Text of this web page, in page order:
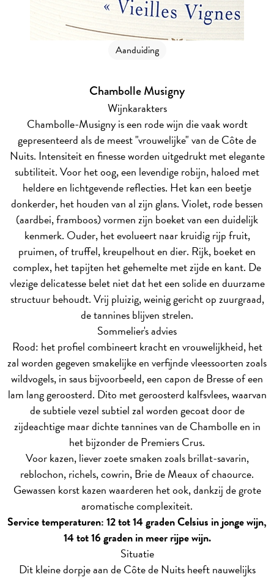
Aanduiding
Chambolle Musigny
Wijnkarakters
Chambolle-Musigny is een rode wijn die vaak wordt
gepresenteerd als de meest "vrouwelijke" van de Côte de
Nuits. Intensiteit en finesse worden uitgedrukt met elegante
subtiliteit. Voor het oog, een levendige robijn, haloed met
heldere en lichtgevende reflecties. Het kan een beetje
donkerder, het houden van al zijn glans. Violet, rode bessen
(aardbei, framboos) vormen zijn boeket van een duidelijk
kenmerk. Ouder, het evolueert naar kruidig rijp fruit,
pruimen, of truffel, kreupelhout en dier. Rijk, boeket en
complex, het tapijten het gehemelte met zijde en kant. De
vlezige delicatesse belet niet dat het een solide en duurzame
structuur behoudt. Vrij pluizig, weinig gericht op zuurgraad,
de tannines blijven strelen.
Sommelier's advies
Rood: het profiel combineert kracht en vrouwelijkheid, het
zal worden gegeven smakelijke en verfijnde vleessoorten zoals
wildvogels, in saus bijvoorbeeld, een capon de Bresse of een
lam lang geroosterd. Dito met geroosterd kalfsvlees, waarvan
de subtiele vezel subtiel zal worden gecoat door de
zijdeachtige maar dichte tannines van de Chambolle en in
het bijzonder de Premiers Crus.
Voor kazen, liever zoete smaken zoals brillat-savarin,
reblochon, richels, cowrin, Brie de Meaux of chaource.
Gewassen korst kazen waarderen het ook, dankzij de grote
aromatische complexiteit.
Service temperaturen: 12 tot 14 graden Celsius in jonge wijn,
14 tot 16 graden in meer rijpe wijn.
Situatie
Dit kleine dorpje aan de Côte de Nuits heeft nauwelijks